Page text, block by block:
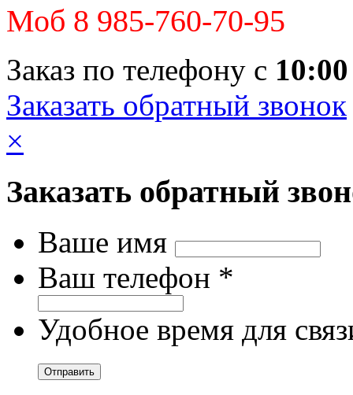
Моб 8 985-760-70-95
Заказ по телефону с 10:00
Заказать обратный звонок
×
Заказать обратный
Ваше имя
Ваш телефон *
Удобное время для